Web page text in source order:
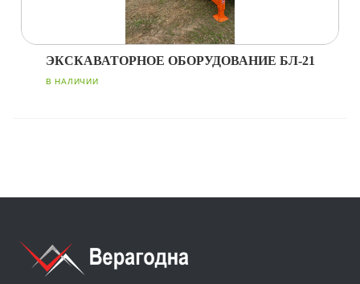
ЭКСКАВАТОРНОЕ ОБОРУДОВАНИЕ БЛ-21
В НАЛИЧИИ